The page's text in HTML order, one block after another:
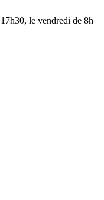
le vendredi de 8h
du 17 juillet au 9